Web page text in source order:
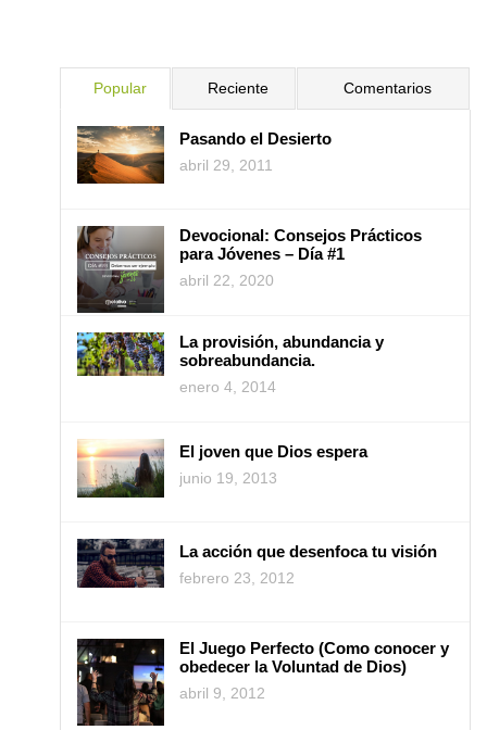
Popular Reciente Comentarios
Pasando el Desierto
abril 29, 2011
Devocional: Consejos Prácticos
para Jóvenes – Día #1
abril 22, 2020
La provisión, abundancia y
sobreabundancia.
enero 4, 2014
El joven que Dios espera
junio 19, 2013
La acción que desenfoca tu visión
febrero 23, 2012
El Juego Perfecto (Como conocer y
obedecer la Voluntad de Dios)
abril 9, 2012